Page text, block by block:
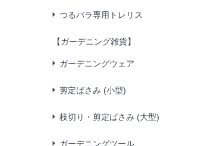
つるバラ専用トレリス
【ガーデニング雑貨】
ガーデニングウェア
剪定ばさみ (小型)
枝切り・剪定ばさみ (大型)
ガーデニングツール